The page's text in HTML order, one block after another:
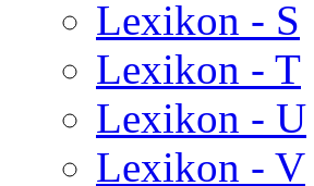
Lexikon - S
Lexikon - T
Lexikon - U
Lexikon - V